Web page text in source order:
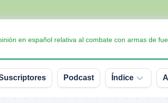
en español relativa al combate con armas de
Podcast Índice